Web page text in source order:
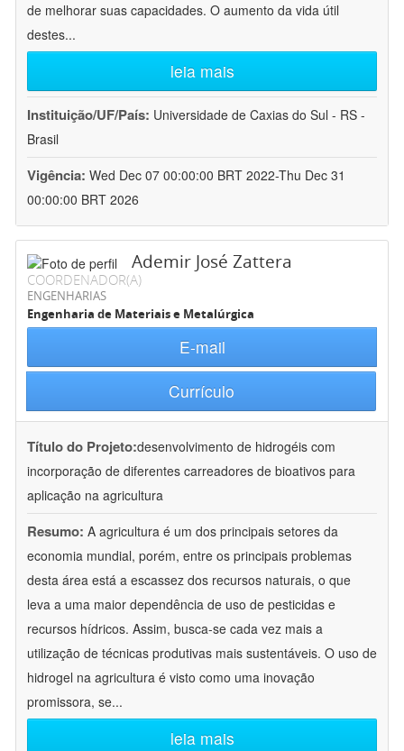
de melhorar suas capacidades. O aumento da vida útil
destes...
leia mais
Instituição/UF/País: Universidade de Caxias do Sul - RS -
Brasil
Vigência: Wed Dec 07 00:00:00 BRT 2022-Thu Dec 31
00:00:00 BRT 2026
Ademir José Zattera
COORDENADOR(A)
ENGENHARIAS
Engenharia de Materiais e Metalúrgica
E-mail
Currículo
Título do Projeto:desenvolvimento de hidrogéis com
incorporação de diferentes carreadores de bioativos para
aplicação na agricultura
Resumo: A agricultura é um dos principais setores da
economia mundial, porém, entre os principais problemas
desta área está a escassez dos recursos naturais, o que
leva a uma maior dependência de uso de pesticidas e
recursos hídricos. Assim, busca-se cada vez mais a
utilização de técnicas produtivas mais sustentáveis. O uso de
hidrogel na agricultura é visto como uma inovação
promissora, se...
leia mais